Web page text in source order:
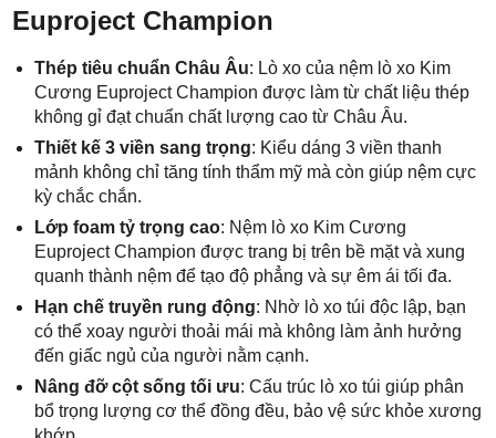
Euproject Champion
Thép tiêu chuẩn Châu Âu: Lò xo của nệm lò xo Kim
Cương Euproject Champion được làm từ chất liệu thép
không gỉ đạt chuẩn chất lượng cao từ Châu Âu.
Thiết kế 3 viền sang trọng: Kiểu dáng 3 viền thanh
mảnh không chỉ tăng tính thẩm mỹ mà còn giúp nệm cực
kỳ chắc chắn.
Lớp foam tỷ trọng cao: Nệm lò xo Kim Cương
Euproject Champion được trang bị trên bề mặt và xung
quanh thành nệm để tạo độ phẳng và sự êm ái tối đa.
Hạn chế truyền rung động: Nhờ lò xo túi độc lập, bạn
có thể xoay người thoải mái mà không làm ảnh hưởng
đến giấc ngủ của người nằm cạnh.
Nâng đỡ cột sống tối ưu: Cấu trúc lò xo túi giúp phân
bổ trọng lượng cơ thể đồng đều, bảo vệ sức khỏe xương